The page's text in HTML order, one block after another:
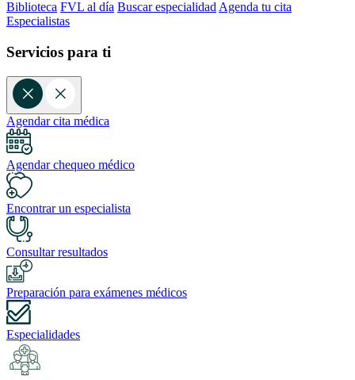
Biblioteca FVL al día Buscar especialidad Agenda tu cita
Especialistas
Servicios para ti
Agendar cita médica
Agendar chequeo médico
Encontrar un especialista
Consultar resultados
Preparación para exámenes médicos
Especialidades